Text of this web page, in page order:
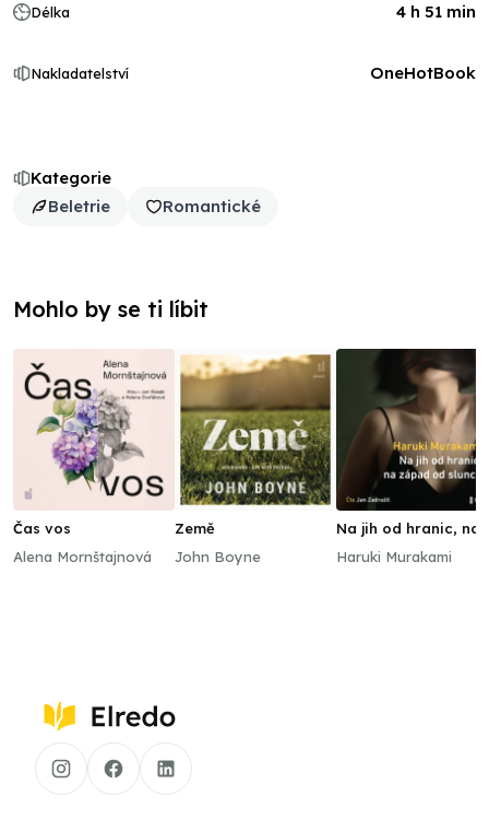
Kategorie
Beletrie
Romantické
Délka 4 h 51 min
Nakladatelství OneHotBook
Mohlo by se ti líbit
Čas vos
Alena Mornštajnová
Země
John Boyne
Na jih od hranic, na
Haruki Murakami